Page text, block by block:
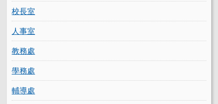
校長室
人事室
教務處
學務處
輔導處